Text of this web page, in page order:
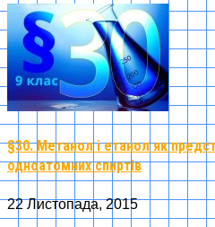
§30. Метанол і етанол як
одноатомних спиртів
22 Листопада, 2015